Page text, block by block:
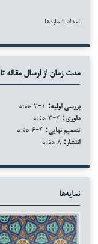
تعداد شماره‌ها
مدت زمان از ارسال مقاله تا
بررسی اولیه:
داوری:
تصمیم نهایی:
انتشار:
نمایه‌ها